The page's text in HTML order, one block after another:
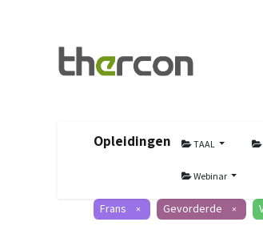
Opleidingen TAAL
Webinar
Frans × Gevorderde ×